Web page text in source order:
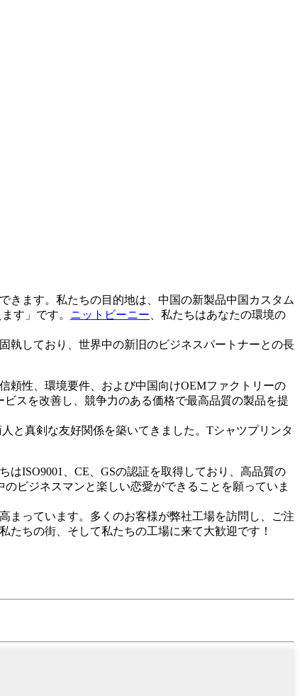
きます。私たちの目的地は、中国の新製品中国カスタム
す」です。 ニットビーニー 、私たちはあなたの環境の
執しており、世界中の新旧のビジネスパートナーとの長
頼性、環境要件、および中国向けOEMファクトリーの
スを改善し、競争力のある価格で最高品質の製品を提
と真剣な友好関係を築いてきました。Tシャツプリンタ
ISO9001、CE、GSの認証を取得しており、高品質の
ビジネスマンと楽しい恋愛ができることを願っていま
まっています。多くのお客様が弊社工場を訪問し、ご注
ちの街、そして私たちの工場に来て大歓迎です！